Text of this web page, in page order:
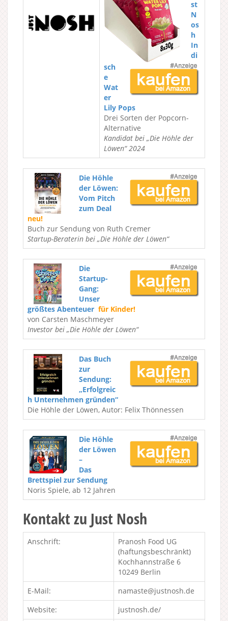
st
N
os
h
In
di
sch
e
Wat
er
Lily Pops
Drei Sorten der Popcorn-
Alternative
Kandidat bei „Die Höhle der
Löwen“ 2024
Die Höhle
der Löwen:
Vom Pitch
zum Deal
neu!
Buch zur Sendung von Ruth Cremer
Startup-Beraterin bei „Die Höhle der Löwen“
Die
Startup-
Gang:
Unser
größtes Abenteuer für Kinder!
von Carsten Maschmeyer
Investor bei „Die Höhle der Löwen“
Das Buch
zur
Sendung:
„Erfolgreic
h Unternehmen gründen“
Die Höhle der Löwen, Autor: Felix Thönnessen
Die Höhle
der Löwen
–
Das
Brettspiel zur Sendung
Noris Spiele, ab 12 Jahren
Kontakt zu Just Nosh
Anschrift:
Pranosh Food UG
(haftungsbeschränkt)
Kochhannstraße 6
10249 Berlin
E-Mail:
namaste@justnosh.de
Website:
justnosh.de/